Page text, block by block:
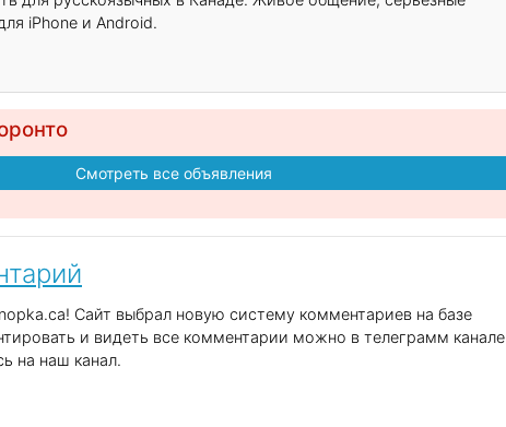
iPhone и Android.
Смотреть все объявления
Сайт выбрал новую систему комментариев на базе
и видеть все комментарии можно в телеграмм канале
на наш канал.